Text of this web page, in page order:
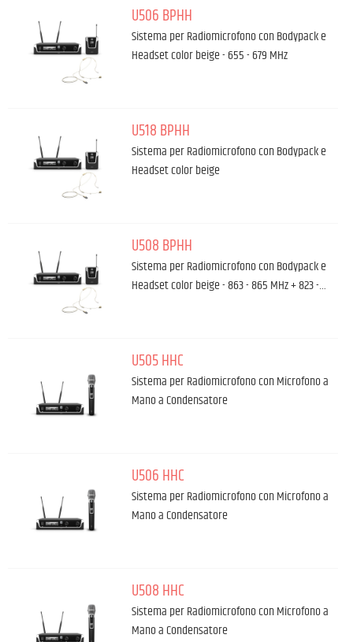
U506 BPHH
Sistema per Radiomicrofono con Bodypack e
Headset color beige - 655 - 679 MHz
U518 BPHH
Sistema per Radiomicrofono con Bodypack e
Headset color beige
U508 BPHH
Sistema per Radiomicrofono con Bodypack e
Headset color beige - 863 - 865 MHz + 823 -…
U505 HHC
Sistema per Radiomicrofono con Microfono a
Mano a Condensatore
U506 HHC
Sistema per Radiomicrofono con Microfono a
Mano a Condensatore
U508 HHC
Sistema per Radiomicrofono con Microfono a
Mano a Condensatore